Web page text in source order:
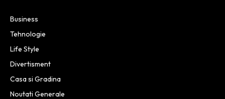
Business
Tehnologie
Life Style
Divertisment
Casa si Gradina
Noutati Generale